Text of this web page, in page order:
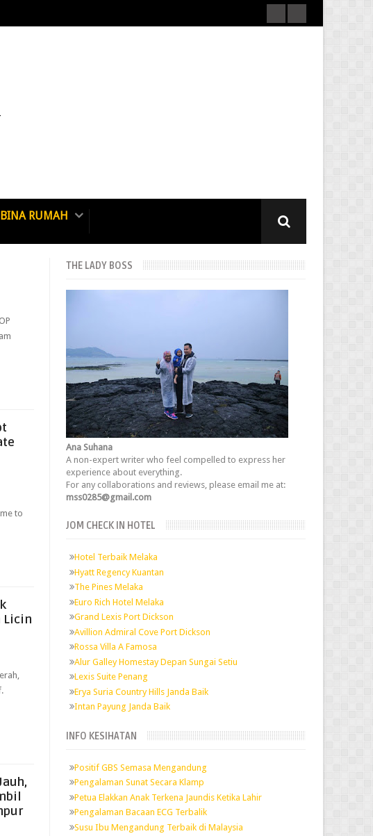
BINA RUMAH
to
Licin
THE LADY BOSS
Ana Suhana
A non-expert writer who feel compelled to express her
experience about everything.
For any collaborations and reviews, please email me at:
mss0285@gmail.com
JOM CHECK IN HOTEL
Hotel Terbaik Melaka
Hyatt Regency Kuantan
The Pines Melaka
Euro Rich Hotel Melaka
Grand Lexis Port Dickson
Avillion Admiral Cove Port Dickson
Rossa Villa A Famosa
Alur Galley Homestay Depan Sungai Setiu
Lexis Suite Penang
Erya Suria Country Hills Janda Baik
Intan Payung Janda Baik
INFO KESIHATAN
Positif GBS Semasa Mengandung
Pengalaman Sunat Secara Klamp
Petua Elakkan Anak Terkena Jaundis Ketika Lahir
Pengalaman Bacaan ECG Terbalik
Susu Ibu Mengandung Terbaik di Malaysia